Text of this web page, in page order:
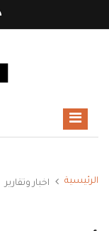
الرئيسية اخبار وتقارير